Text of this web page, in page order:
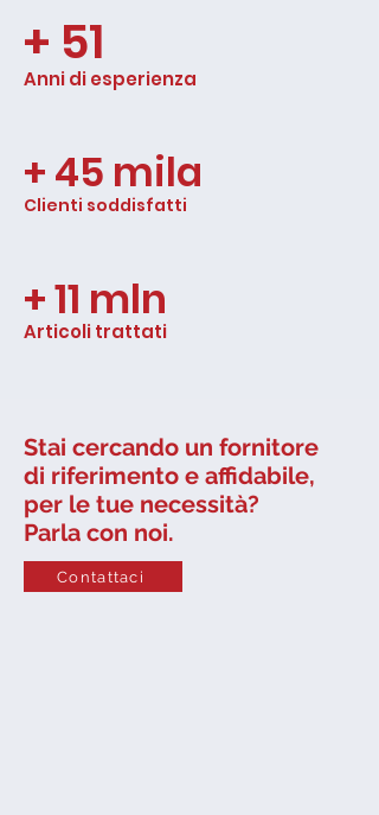
+ 51
Anni di esperienza
+ 45 mila
Clienti soddisfatti
+ 11 mln
Articoli trattati
​Stai cercando un fornitore
di riferimento e affidabile,
per le tue necessità?
Parla con noi.
Contattaci